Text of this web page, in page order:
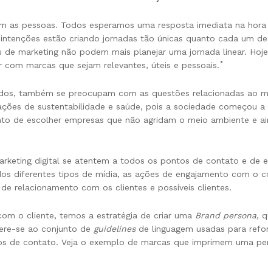
as pessoas. Todos esperamos uma resposta imediata na
estão criando jornadas tão únicas quanto cada um
de marketing não podem mais planejar uma jornada linear.
marcas que sejam relevantes, úteis e pessoais.*
também se preocupam com as questões relacionadas ao
de sustentabilidade e saúde, pois a sociedade começou
de escolher empresas que não agridam o meio ambiente e
digital se atentem a todos os pontos de contato e de
diferentes tipos de mídia, as ações de engajamento com o
relacionamento com os clientes e possíveis clientes.
o cliente, temos a estratégia de criar uma Brand persona,
se ao conjunto de guidelines de linguagem usadas para
de contato. Veja o exemplo de marcas que imprimem uma